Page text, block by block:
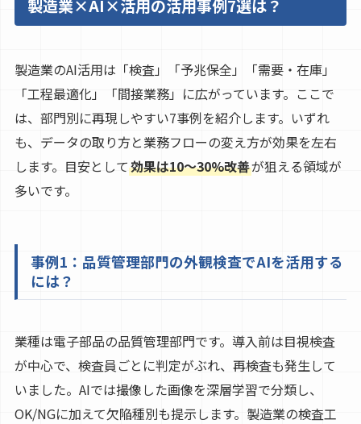
製造業×AI×活用の活用事例7選は？
製造業のAI活用は「検査」「予兆保全」「需要・在庫」
「工程最適化」「間接業務」に広がっています。ここで
は、部門別に再現しやすい7事例を紹介します。いずれ
も、データの取り方と業務フローの変え方が効果を左右
します。目安として効果は10〜30%改善が狙える領域が
多いです。
事例1：品質管理部門の外観検査でAIを活用する
には？
業種は電子部品の品質管理部門です。導入前は目視検査
が中心で、検査員ごとに判定がぶれ、再検査も発生して
いました。AIでは撮像した画像を深層学習で分類し、
OK/NGに加えて欠陥種別も提示します。製造業の検査工